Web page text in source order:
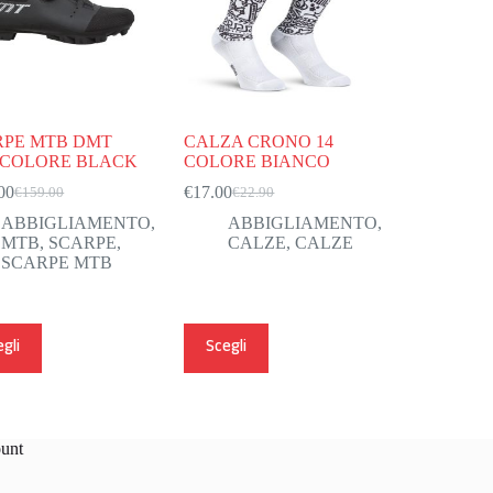
MTB DMT
BLACK
€159.00
Il
prezzo
originale
era:
Il
prezzo
attuale
è:
ABBIGLIAMENTO,
MTB, SCARPE,
SCARPE MTB
CALZA CRONO 14
COLORE BIANCO
€22.90
Il
prezzo
originale
€17.00Il
prezzo
attuale
ABBIGLIAMENTO,
CALZE,CALZE
Scegli
prodotto
ha